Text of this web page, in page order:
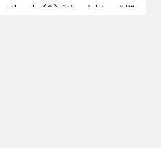
۱۳ توصیه امام صادق (ع) برای